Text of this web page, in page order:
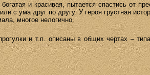
и красивая, пытается спастись от
с ума друг по другу. У героя грустная
многое нелогично.
и т.п. описаны в общих чертах –